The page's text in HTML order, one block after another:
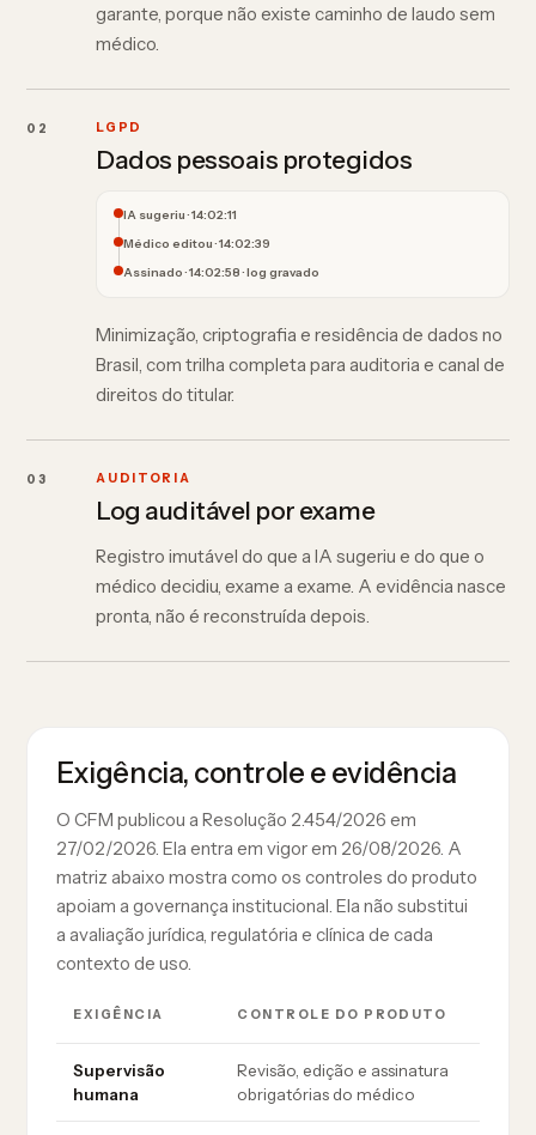
garante, porque não existe caminho de laudo sem
médico.
02 LGPD
Dados pessoais protegidos
IA sugeriu · 14:02:11
Médico editou · 14:02:39
Assinado · 14:02:58 · log gravado
Minimização, criptografia e residência de dados no
Brasil, com trilha completa para auditoria e canal de
direitos do titular.
03 AUDITORIA
Log auditável por exame
Registro imutável do que a IA sugeriu e do que o
médico decidiu, exame a exame. A evidência nasce
pronta, não é reconstruída depois.
Exigência, controle e evidência
O CFM publicou a Resolução 2.454/2026 em
27/02/2026. Ela entra em vigor em 26/08/2026. A
matriz abaixo mostra como os controles do produto
apoiam a governança institucional. Ela não substitui
a avaliação jurídica, regulatória e clínica de cada
contexto de uso.
EXIGÊNCIA CONTROLE DO PRODUTO
Supervisão
humana
Revisão, edição e assinatura
obrigatórias do médico